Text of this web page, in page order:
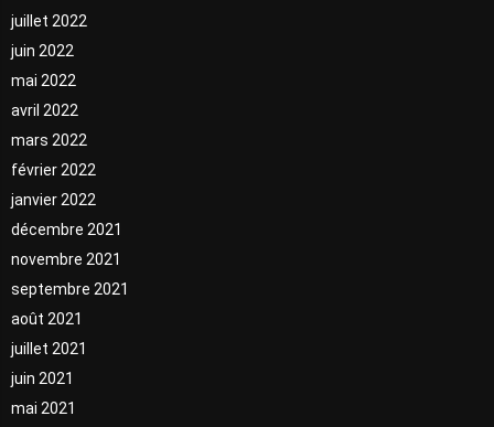
juillet 2022
juin 2022
mai 2022
avril 2022
mars 2022
février 2022
janvier 2022
décembre 2021
novembre 2021
septembre 2021
août 2021
juillet 2021
juin 2021
mai 2021